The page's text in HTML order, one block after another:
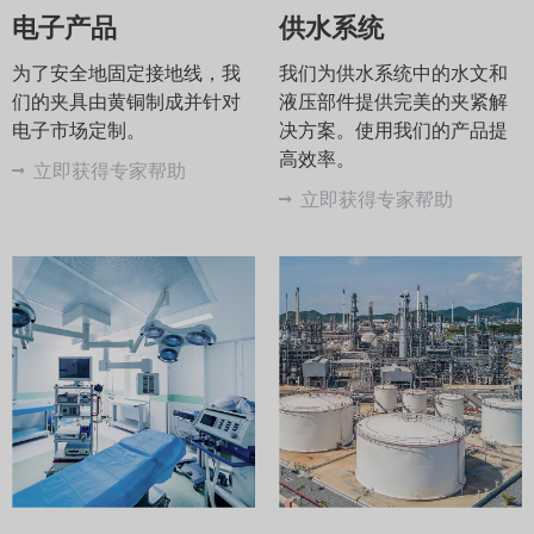
电子产品
为了安全地固定接地线，我
们的夹具由黄铜制成并针对
电子市场定制。
立即获得专家帮助
供水系统
我们为供水系统中的水文和
液压部件提供完美的夹紧解
决方案。使用我们的产品提
高效率。
立即获得专家帮助